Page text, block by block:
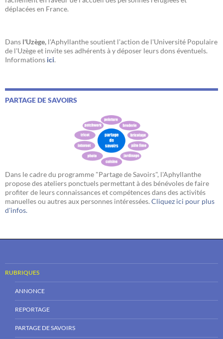
déplacées en France.
Dans l'Uzège, l'Aphyllanthe soutient l'action de l'Université Populaire
de l'Uzège et invite ses adhérents à y déposer leurs dons éventuels.
Informations ici.
PARTAGE DE SAVOIRS
Dans le cadre du programme "Partage de Savoirs", l'Aphyllanthe
propose des ateliers ponctuels permettant à des bénévoles de faire
profiter de leurs connaissances et compétences dans des activités
manuelles ou autres aux personnes intéressées. Cliquez ici pour plus
d'infos.
RUBRIQUES
ANNONCE
REPORTAGE
PARTAGE DE SAVOIRS